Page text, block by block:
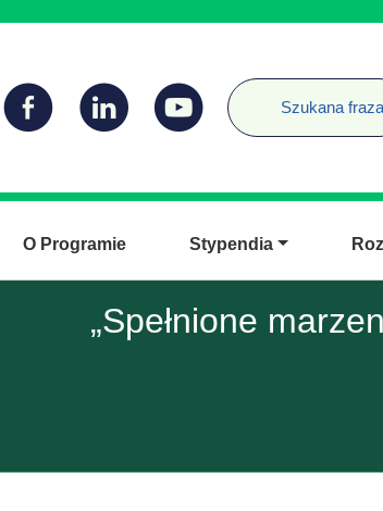
O Programie Stypendia
„Spełnione